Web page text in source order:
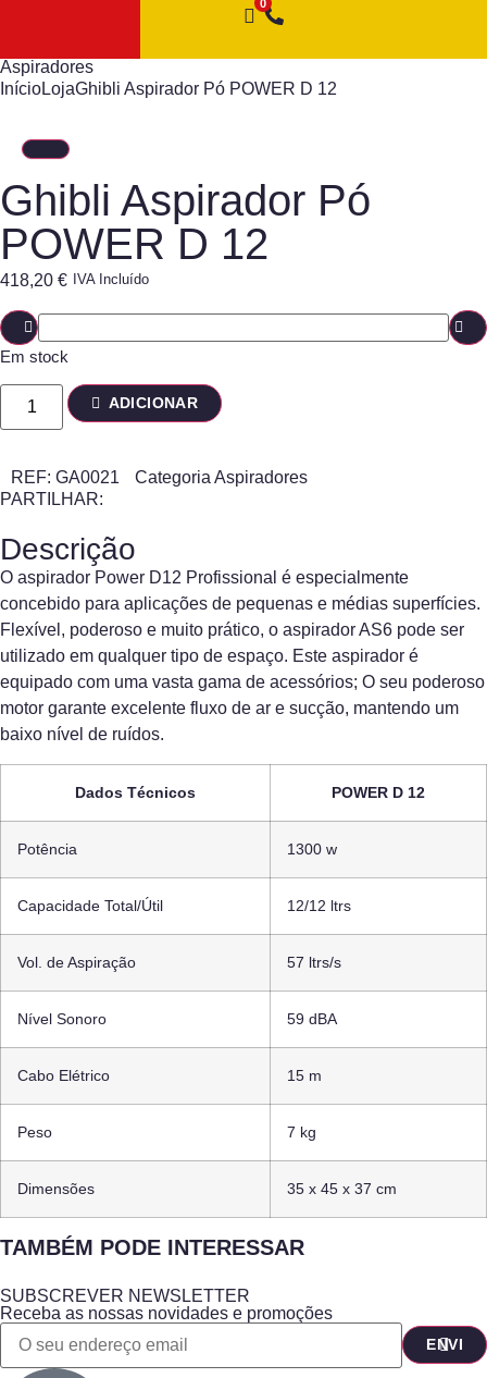
Aspiradores
InícioLojaGhibli Aspirador Pó POWER D 12
Ghibli Aspirador Pó
POWER D 12
418,20 € IVA Incluído
Em stock
ADICIONAR
REF: GA0021 Categoria Aspiradores
PARTILHAR:
Descrição
O aspirador Power D12 Profissional é especialmente
concebido para aplicações de pequenas e médias superfícies.
Flexível, poderoso e muito prático, o aspirador AS6 pode ser
utilizado em qualquer tipo de espaço. Este aspirador é
equipado com uma vasta gama de acessórios; O seu poderoso
motor garante excelente fluxo de ar e sucção, mantendo um
baixo nível de ruídos.
Dados Técnicos POWER D 12
Potência 1300 w
Capacidade Total/Útil 12/12 ltrs
Vol. de Aspiração 57 ltrs/s
Nível Sonoro 59 dBA
Cabo Elétrico 15 m
Peso 7 kg
Dimensões 35 x 45 x 37 cm
TAMBÉM PODE INTERESSAR
SUBSCREVER NEWSLETTER
Receba as nossas novidades e promoções